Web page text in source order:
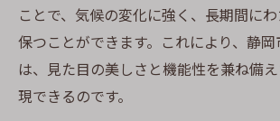
ことで、気候の変化に強く、長期間に
保つことができます。これにより、静
は、見た目の美しさと機能性を兼ね備
現できるのです。